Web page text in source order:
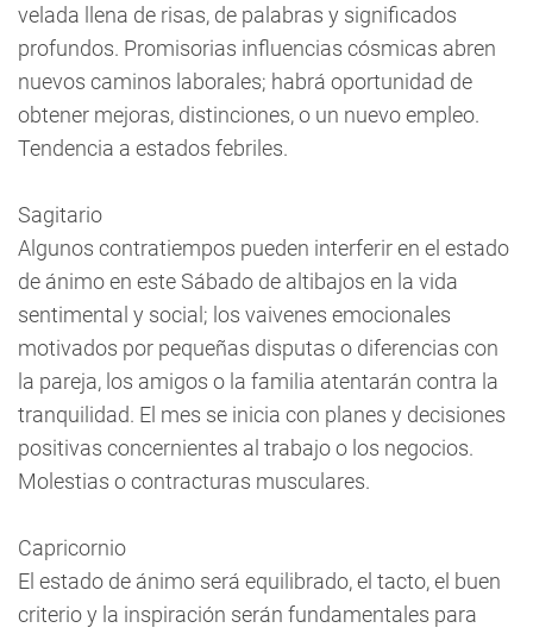
velada llena de risas, de palabras y significados
profundos. Promisorias influencias cósmicas abren
nuevos caminos laborales; habrá oportunidad de
obtener mejoras, distinciones, o un nuevo empleo.
Tendencia a estados febriles.
Sagitario
Algunos contratiempos pueden interferir en el estado
de ánimo en este Sábado de altibajos en la vida
sentimental y social; los vaivenes emocionales
motivados por pequeñas disputas o diferencias con
la pareja, los amigos o la familia atentarán contra la
tranquilidad. El mes se inicia con planes y decisiones
positivas concernientes al trabajo o los negocios.
Molestias o contracturas musculares.
Capricornio
El estado de ánimo será equilibrado, el tacto, el buen
criterio y la inspiración serán fundamentales para